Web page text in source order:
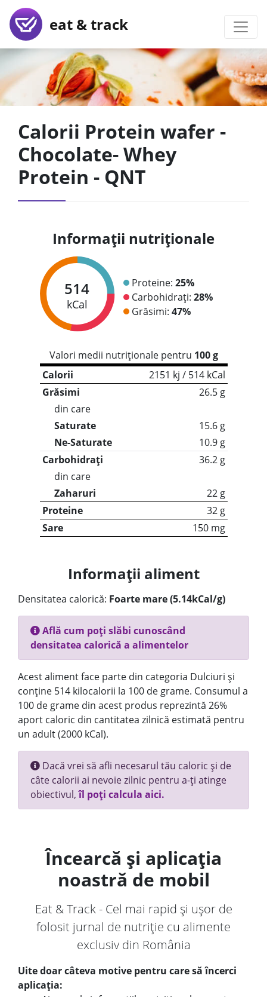
eat & track
Calorii Protein wafer -
Chocolate- Whey
Protein - QNT
Informații nutriționale
514
kCal
Proteine: 25%
Carbohidrați: 28%
Grăsimi: 47%
Valori medii nutriționale pentru 100 g
Calorii
2151 kj / 514 kCal
Grăsimi
26.5 g
din care
Saturate
15.6 g
Ne-Saturate
10.9 g
Carbohidrați
36.2 g
din care
Zaharuri
22 g
Proteine
32 g
Sare
150 mg
Informații aliment
Densitatea calorică: Foarte mare (5.14kCal/g)
Află cum poți slăbi cunoscând
densitatea calorică a alimentelor
Acest aliment face parte din categoria Dulciuri și
conține 514 kilocalorii la 100 de grame. Consumul a
100 de grame din acest produs reprezintă 26%
aport caloric din cantitatea zilnică estimată pentru
un adult (2000 kCal).
Dacă vrei să afli necesarul tău caloric și de
câte calorii ai nevoie zilnic pentru a-ți atinge
obiectivul,îl poți calcula aici.
Încearcă și aplicația
noastră de mobil
Eat & Track - Cel mai rapid și ușor de
folosit jurnal de nutriție cu alimente
exclusiv din România
Uite doar câteva motive pentru care să încerci
aplicația: